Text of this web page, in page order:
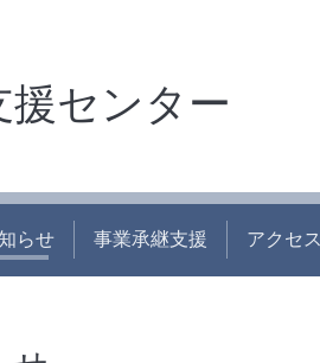
援センター
らせ 事業承継支援 アクセス